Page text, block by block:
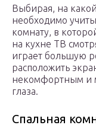
Выбирая, на
необходимо
комнату, в
на кухне ТВ
играет большую
расположить
некомфортным и
глаза.
Спальная